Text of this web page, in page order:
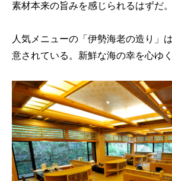
素材本来の旨みを感じられるはずだ。
人気メニューの「伊勢海老の造り」
意されている。新鮮な海の幸を心ゆ